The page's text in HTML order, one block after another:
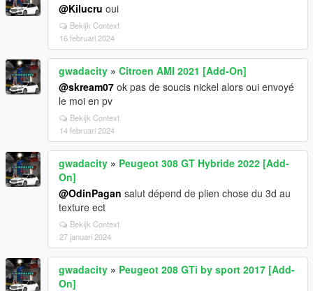
@Kilucru oui
Bekijk Context
16 februari 2024
gwadacity » Citroen AMI 2021 [Add-On]
@skream07 ok pas de soucis nickel alors oui envoyé
le moi en pv
Bekijk Context
14 februari 2024
gwadacity » Peugeot 308 GT Hybride 2022 [Add-
On]
@OdinPagan salut dépend de plien chose du 3d au
texture ect
Bekijk Context
27 januari 2024
gwadacity » Peugeot 208 GTi by sport 2017 [Add-
On]